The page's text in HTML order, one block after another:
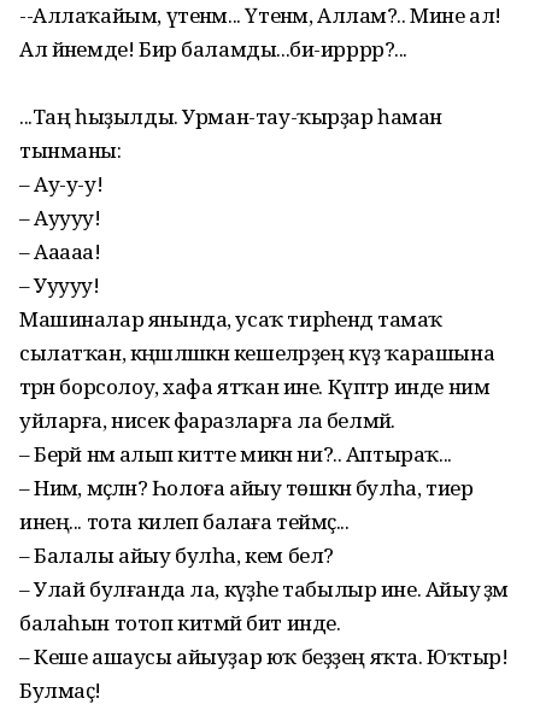
--Аллаҡайым, үтенәм... Үтенәм, Аллам?.. Мине ал!
Ал йәнемде! Бир баламды...би-ирррр?...
...Таң һыҙылды. Урман-тау-ҡырҙар һаман
тынманы:
– Ау-у-у!
– Ауууу!
– Ааааа!
– Ууууу!
Машиналар янында, усаҡ тирәһендә тамаҡ
сылатҡан, кәңәшләшкән кешеләрҙең күҙ ҡарашына
тәрән борсолоу, хафа ятҡан ине. Күптәр инде нимә
уйларға, нисек фаразларға ла белмәй.
– Берәй нәмә алып китте микән ни?.. Аптыраҡ...
– Нимә, мәҫәлән? Һолоға айыу төшкән булһа, тиер
инең... тота килеп балаға теймәҫ...
– Балалы айыу булһа, кем белә?
– Улай булғанда ла, кәүҙәһе табылыр ине. Айыу әҙәм
балаһын тотоп китмәй бит инде.
– Кеше ашаусы айыуҙар юҡ беҙҙең яҡта. Юҡтыр!
Булмаҫ!